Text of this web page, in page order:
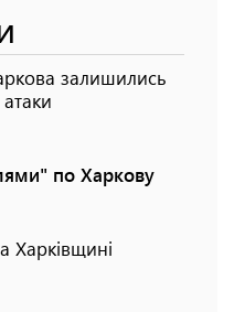
залишились
по Харкову
Харківщині